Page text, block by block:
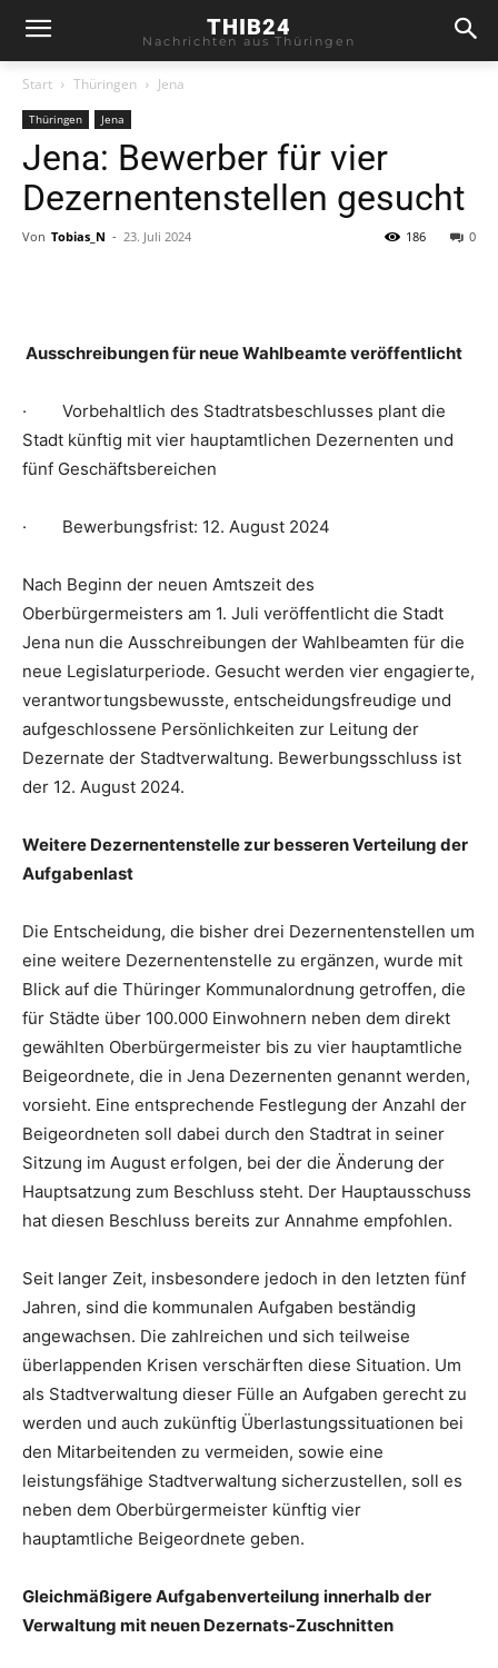
THIB24
Nachrichten aus Thüringen
Start Thüringen Jena
Thüringen Jena
Jena: Bewerber für vier
Dezernentenstellen gesucht
Von Tobias_N - 23. Juli 2024 0
186
Ausschreibungen für neue Wahlbeamte veröffentlicht
· Vorbehaltlich des Stadtratsbeschlusses plant die
Stadt künftig mit vier hauptamtlichen Dezernenten und
fünf Geschäftsbereichen
· Bewerbungsfrist: 12. August 2024
Nach Beginn der neuen Amtszeit des
Oberbürgermeisters am 1. Juli veröffentlicht die Stadt
Jena nun die Ausschreibungen der Wahlbeamten für die
neue Legislaturperiode. Gesucht werden vier engagierte,
verantwortungsbewusste, entscheidungsfreudige und
aufgeschlossene Persönlichkeiten zur Leitung der
Dezernate der Stadtverwaltung. Bewerbungsschluss ist
der 12. August 2024.
Weitere Dezernentenstelle zur besseren Verteilung der
Aufgabenlast
Die Entscheidung, die bisher drei Dezernentenstellen um
eine weitere Dezernentenstelle zu ergänzen, wurde mit
Blick auf die Thüringer Kommunalordnung getroffen, die
für Städte über 100.000 Einwohnern neben dem direkt
gewählten Oberbürgermeister bis zu vier hauptamtliche
Beigeordnete, die in Jena Dezernenten genannt werden,
vorsieht. Eine entsprechende Festlegung der Anzahl der
Beigeordneten soll dabei durch den Stadtrat in seiner
Sitzung im August erfolgen, bei der die Änderung der
Hauptsatzung zum Beschluss steht. Der Hauptausschuss
hat diesen Beschluss bereits zur Annahme empfohlen.
Seit langer Zeit, insbesondere jedoch in den letzten fünf
Jahren, sind die kommunalen Aufgaben beständig
angewachsen. Die zahlreichen und sich teilweise
überlappenden Krisen verschärften diese Situation. Um
als Stadtverwaltung dieser Fülle an Aufgaben gerecht zu
werden und auch zukünftig Überlastungssituationen bei
den Mitarbeitenden zu vermeiden, sowie eine
leistungsfähige Stadtverwaltung sicherzustellen, soll es
neben dem Oberbürgermeister künftig vier
hauptamtliche Beigeordnete geben.
Gleichmäßigere Aufgabenverteilung innerhalb der
Verwaltung mit neuen Dezernats-Zuschnitten